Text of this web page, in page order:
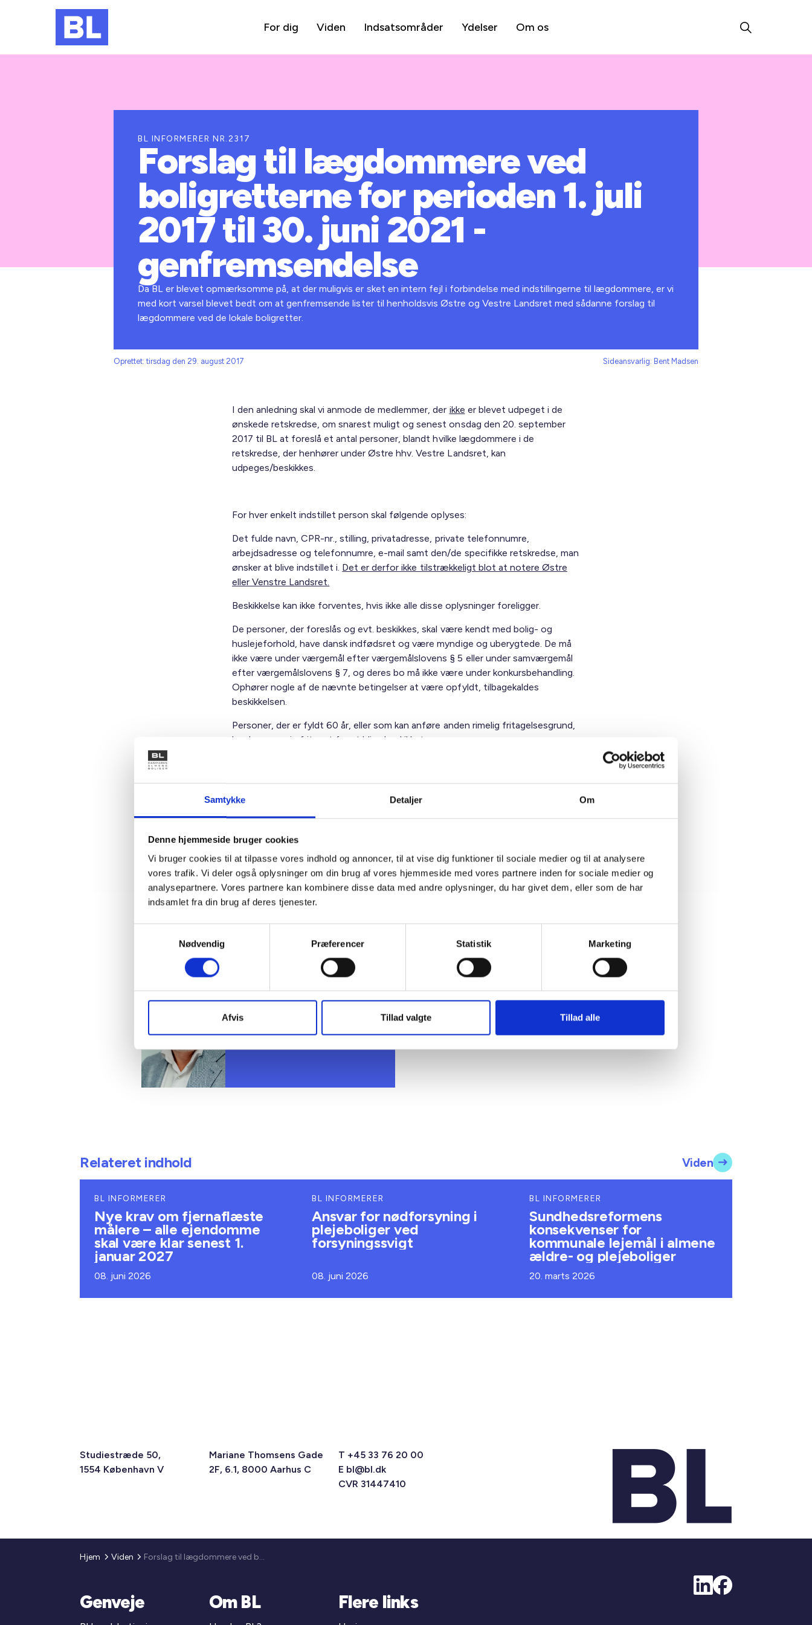
Samtykke Detaljer Om
Denne hjemmeside bruger cookies
Vi bruger cookies til at tilpasse vores indhold og annoncer, til at vise dig funktioner til sociale medier og til at analysere
vores trafik. Vi deler også oplysninger om din brug af vores hjemmeside med vores partnere inden for sociale medier og
analysepartnere. Vores partnere kan kombinere disse data med andre oplysninger, du har givet dem, eller som de har
indsamlet fra din brug af deres tjenester.
Nødvendig
Præferencer Statistik Marketing
Afvis Tillad valgte Tillad alle
For dig Viden Indsatsområder Ydelser Om os
BL INFORMERER NR.2317
Forslag til lægdommere ved
boligretterne for perioden 1. juli
2017 til 30. juni 2021 -
genfremsendelse
Da BL er blevet opmærksomme på, at der muligvis er sket en intern fejl i forbindelse med indstillingerne til lægdommere, er vi
med kort varsel blevet bedt om at genfremsende lister til henholdsvis Østre og Vestre Landsret med sådanne forslag til
lægdommere ved de lokale boligretter.
Oprettet: tirsdag den 29. august 2017 Sideansvarlig: Bent Madsen
I den anledning skal vi anmode de medlemmer, der ikke er blevet udpeget i de
ønskede retskredse, om snarest muligt og senest onsdag den 20. september
2017 til BL at foreslå et antal personer, blandt hvilke lægdommere i de
retskredse, der henhører under Østre hhv. Vestre Landsret, kan
udpeges/beskikkes.
For hver enkelt indstillet person skal følgende oplyses:
Det fulde navn, CPR-nr., stilling, privatadresse, private telefonnumre,
arbejdsadresse og telefonnumre, e-mail samt den/de specifikke retskredse, man
ønsker at blive indstillet i. Det er derfor ikke tilstrækkeligt blot at notere Østre
eller Venstre Landsret.
Beskikkelse kan ikke forventes, hvis ikke alle disse oplysninger foreligger.
De personer, der foreslås og evt. beskikkes, skal være kendt med bolig- og
huslejeforhold, have dansk indfødsret og være myndige og uberygtede. De må
ikke være under værgemål efter værgemålslovens § 5 eller under samværgemål
efter værgemålslovens § 7, og deres bo må ikke være under konkursbehandling.
Ophører nogle af de nævnte betingelser at være opfyldt, tilbagekaldes
beskikkelsen.
Personer, der er fyldt 60 år, eller som kan anføre anden rimelig fritagelsesgrund,
kan begære sig fritaget for at blive beskikket.
Bent Madsen / Christina Wandt
Kontakt
Bent Madsen
Tlf: 28 88 18 77
Relateret indhold Viden
BL INFORMERER
Nye krav om fjernaflæste
målere – alle ejendomme
skal være klar senest 1.
januar 2027
08. juni 2026
BL INFORMERER
Ansvar for nødforsyning i
plejeboliger ved
forsyningssvigt
08. juni 2026
BL INFORMERER
Sundhedsreformens
konsekvenser for
kommunale lejemål i almene
ældre- og plejeboliger
20. marts 2026
Studiestræde 50,
1554 København V
Mariane Thomsens Gade
2F, 6.1, 8000 Aarhus C
T +45 33 76 20 00
E bl@bl.dk
CVR 31447410
Hjem Viden Forslag til lægdommere ved boligretterne for perioden 1. juli 2017 til 30. juni 2021 - genfremsendelse
Genveje Om BL Flere links